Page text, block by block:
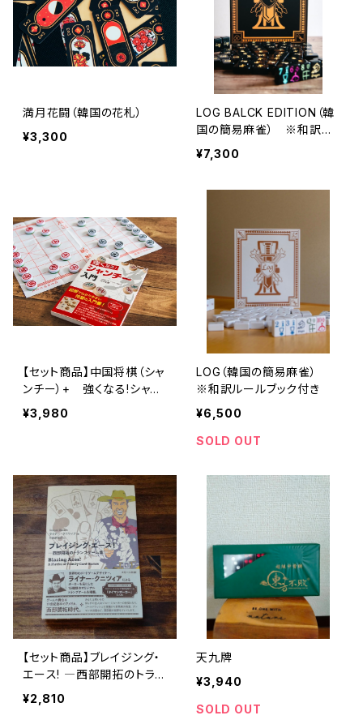
満月花闘（韓国の花札）
¥3,300
LOG BALCK EDITION（韓
国の簡易麻雀） ※和訳ル
ールブック付き
¥7,300
【セット商品】中国将棋（シャ
ンチー）+ 強くなる!シャン
チー入門
¥3,980
LOG（韓国の簡易麻雀）
※和訳ルールブック付き
¥6,500
SOLD OUT
【セット商品】ブレイジング・
エース! ―西部開拓のトラン
プゲーム集 + トランプ
¥2,810
天九牌
¥3,940
SOLD OUT